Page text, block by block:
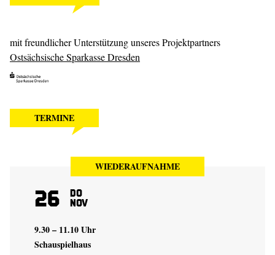
mit freundlicher Unterstützung unseres Projektpartners
Ostsächsische Sparkasse Dresden
TERMINE
WIEDERAUFNAHME
26 Do
Nov
9.30 – 11.10 Uhr
Schauspielhaus